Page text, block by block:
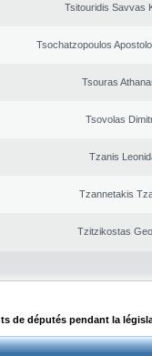
Tsitouridis Savvas
Tsochatzopoulos
Tsouras
Tsovolas
Tzanis
Tzannetakis
Tzitzikostas
de députés pendant la